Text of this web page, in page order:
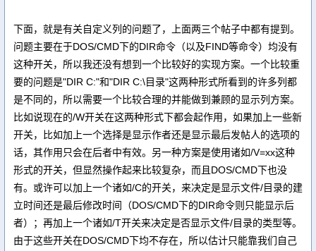
下面，就是有关自定义列的问题了，上面两三个帖子中都有提到。
问题主要在于DOS/CMD下的DIR命令（以及FIND等命令）均没有
这种开关，所以我还没有想到一个比较好的实现方案。一个比较重
要的问题是"DIR C:"和"DIR C:\目录"这两种形式所看到的许多列都
是不同的，所以需要一个比较合理的并能做到兼顾的显示列方案。
比如说现在的/W开关在这两种形式下都会起作用，如果加上一些新
开关，比如加上一个选择是显示作者还是显示最后发帖人的选项的
话，其作用只会在后者中有效。另一种方案是使用诸如/V=xx这种
形式的开关，但显然操作起来比较复杂，而且DOS/CMD下也没
有。或许可以加上一个诸如/C的开关，来决定是显示文件/目录的建
立时间还是最后修改时间（DOS/CMD下的DIR命令则只能显示后
者）；再加上一个诸如/T开关来决定是否显示文件/目录的类型等。
由于这些开关在DOS/CMD下均不存在，所以估计只能靠我们自己